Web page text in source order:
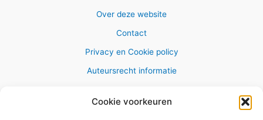
Cookie voorkeuren
Over deze website
Contact
Privacy en Cookie policy
Auteursrecht informatie